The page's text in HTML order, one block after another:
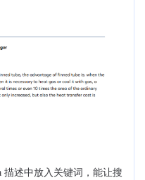
描述中放入关键词，能让搜